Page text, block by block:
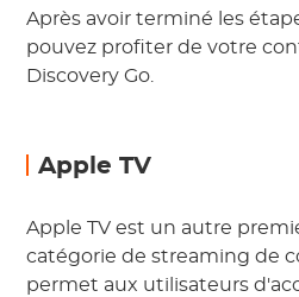
Après avoir terminé les
pouvez profiter de votre
Discovery Go.
Apple TV
Apple TV est un autre
catégorie de streaming de
permet aux utilisateurs